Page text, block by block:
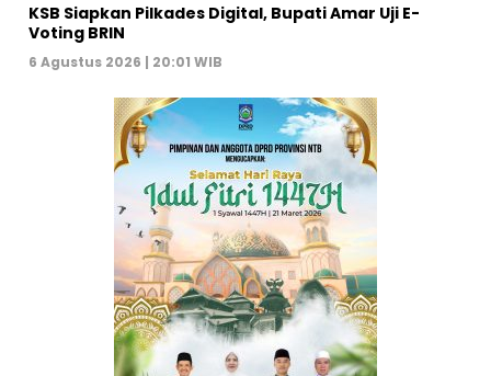
KSB Siapkan Pilkades Digital, Bupati Amar Uji E-
Voting BRIN
6 Agustus 2026 | 20:01 WIB